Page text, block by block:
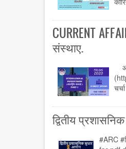
CURRENT
संस्थाए.
द्वितीय
#ARC